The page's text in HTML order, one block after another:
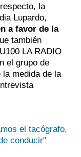
la
Lupardo,
a favor de la
también
LA RADIO
el grupo de
medida de la